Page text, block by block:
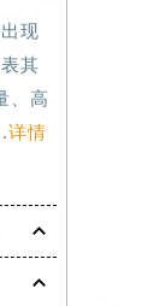
现
其
、高
详情